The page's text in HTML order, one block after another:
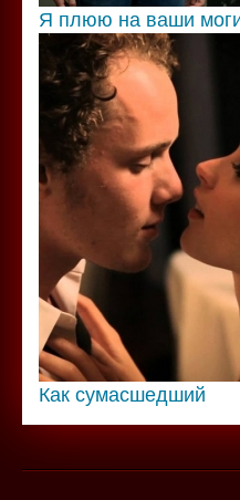
Я плюю на ваши
Как сумасшедший